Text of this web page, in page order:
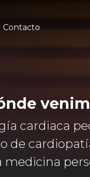
Contacto
cardiaca
de
medicina